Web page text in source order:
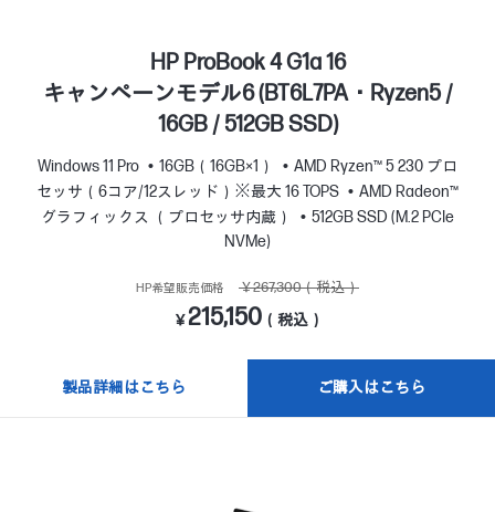
HP ProBook 4 G1a 16
キャンペーンモデル6 (BT6L7PA・Ryzen5 /
16GB / 512GB SSD)
Windows 11 Pro 16GB（16GB×1）
AMD Ryzen™ 5 230 プロ
セッサ（6コア/12スレッド）※最大 16 TOPS
AMD Radeon™
グラフィックス （プロセッサ内蔵）
512GB SSD (M.2 PCIe
NVMe)
HP希望販売価格 ￥267,300（税込）
￥215,150（税込）
製品詳細はこちら ご購入はこちら